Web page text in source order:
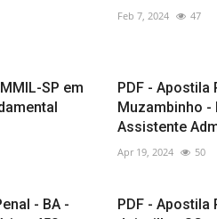
Feb 7, 2024 47
SP em
PDF - Apostila
Muzambinho -
Assistente
Apr 19, 2024 50
- BA -
PDF - Apostila